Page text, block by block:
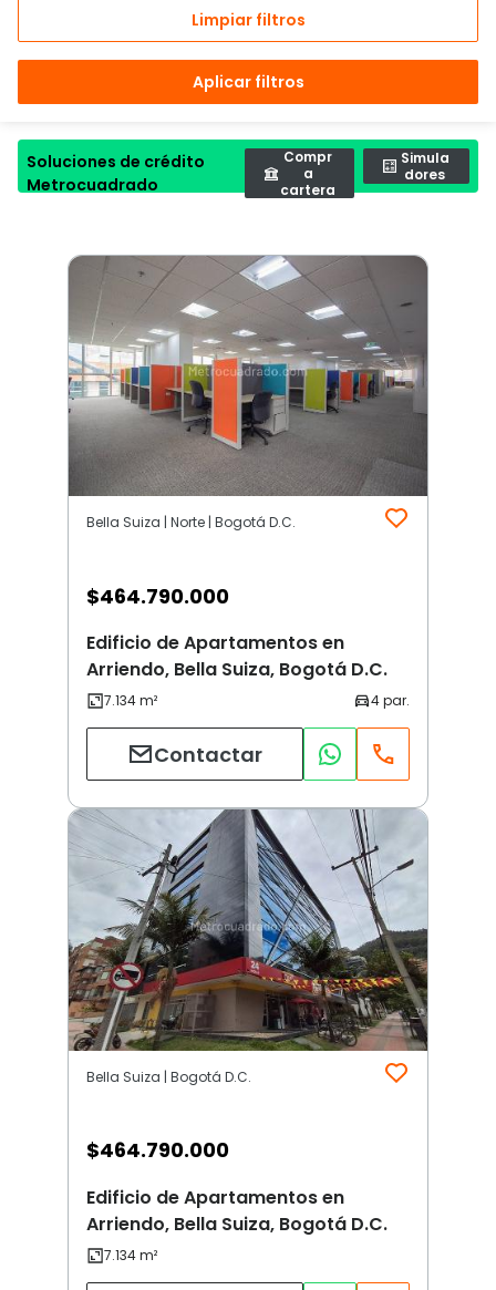
Limpiar filtros
Aplicar filtros
Soluciones de crédito
Metrocuadrado
Compr
a
cartera
Simula
dores
Bella Suiza | Norte | Bogotá D.C.
$464.790.000
Edificio de Apartamentos en
Arriendo, Bella Suiza, Bogotá D.C.
Contactar
Bella Suiza | Bogotá D.C.
$464.790.000
Edificio de Apartamentos en
Arriendo, Bella Suiza, Bogotá D.C.